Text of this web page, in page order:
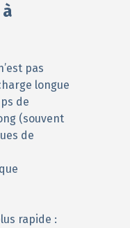
pas
longue
de
(souvent
de
rapide :